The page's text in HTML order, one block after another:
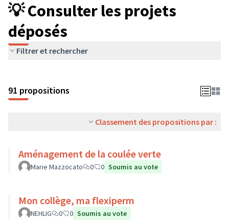
💡 Consulter les projets
déposés
Filtrer et rechercher
91 propositions
Classement des propositions par :
Aménagement de la coulée verte
Marie Mazzocato 0 0 Soumis au vote
Mon collège, ma flexiperm
NEHLIG 0 0 Soumis au vote